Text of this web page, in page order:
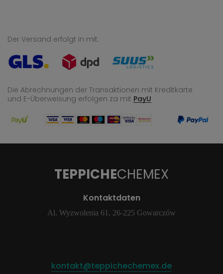
Der Versand erfolgt in mit:
Die Abrechnungen der Transaktionen mit Kreditkarte
und E-Überweisung erfolgen za mit PayU
TEPPICHECHEMEX
Kontaktdaten
Al. Wyzwolenia 61, 26-225 Gowarczów
kontakt@teppichechemex.de